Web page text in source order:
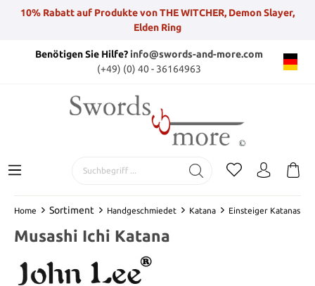
10% Rabatt auf Produkte von THE WITCHER, Demon Slayer,
Elden Ring
Benötigen Sie Hilfe?info@swords-and-more.com
(+49) (0) 40 - 36164963
Home Sortiment Handgeschmiedet Katana Einsteiger Katanas
Musashi Ichi Katana